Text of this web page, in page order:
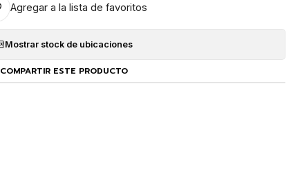
Agregar a la lista de favoritos
Mostrar stock de ubicaciones
COMPARTIR ESTE PRODUCTO